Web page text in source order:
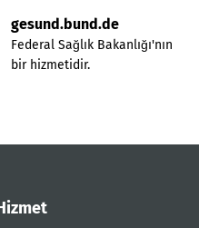
gesund.bund.de
Federal Sağlık Bakanlığı'nın
bir hizmetidir.